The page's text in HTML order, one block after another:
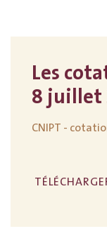
Les
8 juillet
CNIPT -